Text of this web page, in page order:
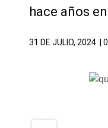
hace años
31 DE JULIO, 2024 |